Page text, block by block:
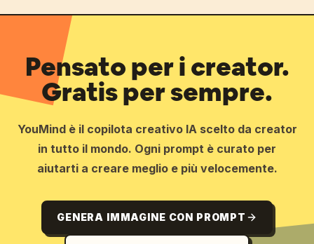
Pensato per i creator.
Gratis per sempre.
YouMind è il copilota creativo IA scelto da creator
in tutto il mondo. Ogni prompt è curato per
aiutarti a creare meglio e più velocemente.
GENERA IMMAGINE CON PROMPT